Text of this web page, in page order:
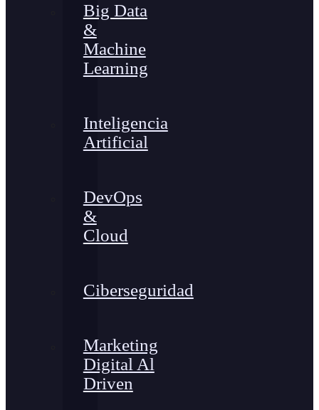
Big Data
&
Machine
Learning
Inteligencia
Artificial
DevOps
&
Cloud
Ciberseguridad
Marketing
Digital Al
Driven